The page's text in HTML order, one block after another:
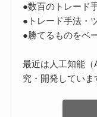
●数百のトレード
●トレード手法・
●勝てるものをベ
最近は人工知能
究・開発していま